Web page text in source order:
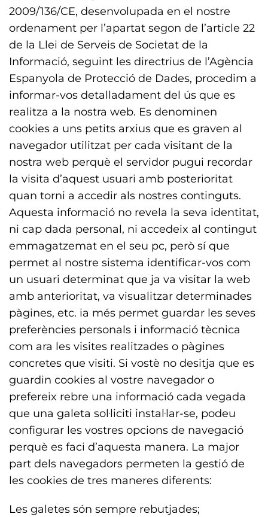
2009/136/CE, desenvolupada en el nostre
ordenament per l’apartat segon de l’article 22
de la Llei de Serveis de Societat de la
Informació, seguint les directrius de l’Agència
Espanyola de Protecció de Dades, procedim a
informar-vos detalladament del ús que es
realitza a la nostra web. Es denominen
cookies a uns petits arxius que es graven al
navegador utilitzat per cada visitant de la
nostra web perquè el servidor pugui recordar
la visita d’aquest usuari amb posterioritat
quan torni a accedir als nostres continguts.
Aquesta informació no revela la seva identitat,
ni cap dada personal, ni accedeix al contingut
emmagatzemat en el seu pc, però sí que
permet al nostre sistema identificar-vos com
un usuari determinat que ja va visitar la web
amb anterioritat, va visualitzar determinades
pàgines, etc. ia més permet guardar les seves
preferències personals i informació tècnica
com ara les visites realitzades o pàgines
concretes que visiti. Si vostè no desitja que es
guardin cookies al vostre navegador o
prefereix rebre una informació cada vegada
que una galeta sol·liciti instal·lar-se, podeu
configurar les vostres opcions de navegació
perquè es faci d’aquesta manera. La major
part dels navegadors permeten la gestió de
les cookies de tres maneres diferents:
Les galetes són sempre rebutjades;